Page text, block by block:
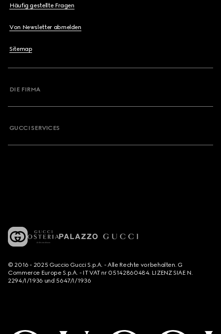
Häufig gestellte Fragen
Von Newsletter abmelden
Sitemap
DIE FIRMA
GUCCI SERVICES
© 2016 - 2025 Guccio Gucci S.p.A. - Alle Rechte vorbehalten. G
Commerce Europe S.p.A. - IT VAT nr 05142860484. LIZENZ SIAE N.
2294/I/1936 und 5647/I/1936